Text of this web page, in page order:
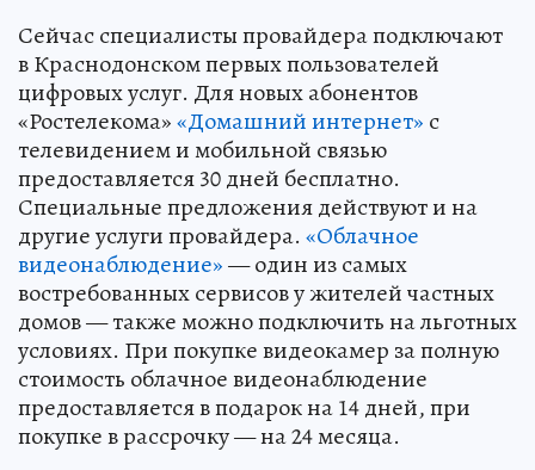
Сейчас специалисты провайдера подключают
в Краснодонском первых пользователей
цифровых услуг. Для новых абонентов
«Ростелекома»«Домашний интернет» с
телевидением и мобильной связью
предоставляется 30 дней бесплатно.
Специальные предложения действуют и на
другие услуги провайдера. «Облачное
видеонаблюдение»— один из самых
востребованных сервисов у жителей частных
домов — также можно подключить на льготных
условиях. При покупке видеокамер за полную
стоимость облачное видеонаблюдение
предоставляется в подарок на 14 дней, при
покупке в рассрочку — на 24 месяца.